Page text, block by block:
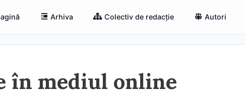
Arhiva Colectiv de redacție Autori
în mediul online